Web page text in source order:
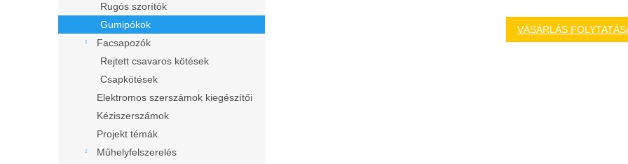
Rugós szorítók
Gumipókok
Facsapozók
Rejtett csavaros kötések
Csapkötések
Elektromos szerszámok kiegészítői
Kéziszerszámok
Projekt témák
Műhelyfelszerelés
VÁSÁRLÁS